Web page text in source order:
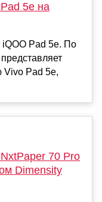
5e на
Pad 5e. По
Vivo Pad 5e,
70 Pro
Dimensity